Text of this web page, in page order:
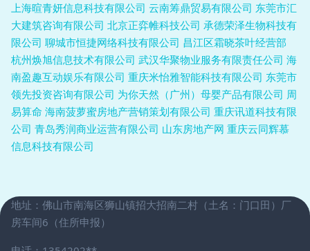
上海暄青妍信息科技有限公司 云南筹鼎贸易有限公司 东莞市汇
大建筑咨询有限公司 北京正弈帷科技公司 承德荣泽生物科技有
限公司 聊城市恒捷网络科技有限公司 昌江区霜晓茶叶经营部
杭州焕旭信息技术有限公司 武汉华聚物业服务有限责任公司 海
南盈趣互动娱乐有限公司 重庆米怡雅智能科技有限公司 东莞市
领先投资咨询有限公司 为你天然（广州）母婴产品有限公司 周
易算命 海南菠萝蜜房地产营销策划有限公司 重庆讯道科技有限
公司 青岛秀润商业运营有限公司 山东房地产网 重庆云同辉慕
信息科技有限公司
地址：佛山市南海区狮山镇招大招南二村（土名：门口田）厂
房车间6（住所申报）